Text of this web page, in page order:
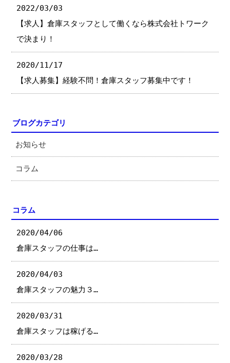
2022/03/03
【求人】倉庫スタッフとして働くなら株式会社トワーク
で決まり！
2020/11/17
【求人募集】経験不問！倉庫スタッフ募集中です！
ブログカテゴリ
お知らせ
コラム
コラム
2020/04/06
倉庫スタッフの仕事は…
2020/04/03
倉庫スタッフの魅力３…
2020/03/31
倉庫スタッフは稼げる…
2020/03/28